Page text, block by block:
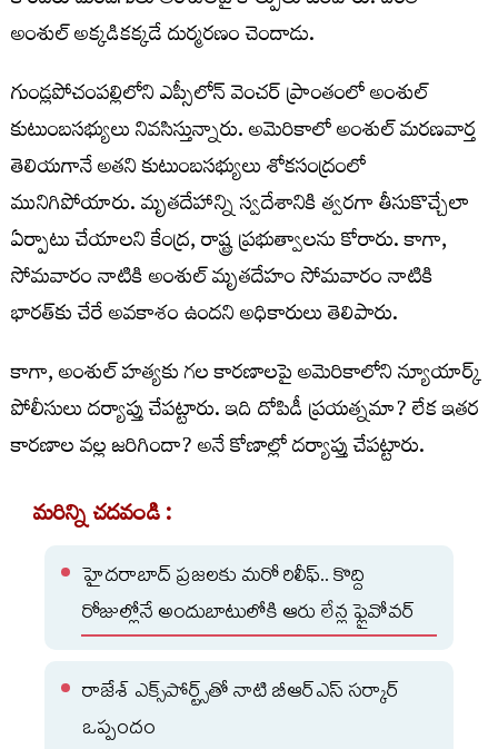
అంశుల్ అక్కడికక్కడే దుర్మరణం చెందాడు.
గుండ్లపోచంపల్లిలోని ఎప్సీలోన్ వెంచర్‌ ప్రాంతంలో అంశుల్
కుటుంబసభ్యులు నివసిస్తున్నారు. అమెరికాలో అంశుల్ మరణవార్త
తెలియగానే అతని కుటుంబసభ్యులు శోకసంద్రంలో
మునిగిపోయారు. మృతదేహాన్ని స్వదేశానికి త్వరగా తీసుకొచ్చేలా
ఏర్పాటు చేయాలని కేంద్ర, రాష్ట్ర ప్రభుత్వాలను కోరారు. కాగా,
సోమవారం నాటికి అంశుల్ మృతదేహం సోమవారం నాటికి
భారత్‌కు చేరే అవకాశం ఉందని అధికారులు తెలిపారు.
కాగా, అంశుల్ హత్యకు గల కారణాలపై అమెరికాలోని న్యూయార్క్
పోలీసులు దర్యాప్తు చేపట్టారు. ఇది దోపిడీ ప్రయత్నమా? లేక ఇతర
కారణాల వల్ల జరిగిందా? అనే కోణాల్లో దర్యాప్తు చేపట్టారు.
మరిన్ని చదవండి :
హైదరాబాద్‌ ప్రజలకు మరో రిలీఫ్‌.. కొద్ది
రోజుల్లోనే అందుబాటులోకి ఆరు లేన్ల ఫ్లైవోవర్‌
రాజేశ్‌ ఎక్స్‌పోర్ట్స్‌తో నాటి బీఆర్ఎస్ సర్కార్
ఒప్పందం